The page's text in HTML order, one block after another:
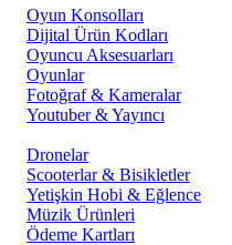
Oyun Konsolları
Dijital Ürün Kodları
Oyuncu Aksesuarları
Oyunlar
Fotoğraf & Kameralar
Youtuber & Yayıncı
Dronelar
Scooterlar & Bisikletler
Yetişkin Hobi & Eğlence
Müzik Ürünleri
Ödeme Kartları